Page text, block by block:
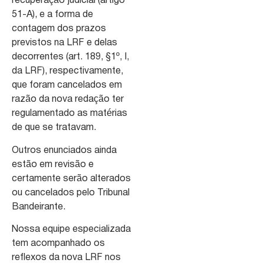
51-A), e a forma de
contagem dos prazos
previstos na LRF e delas
decorrentes (art. 189, §1º, I,
da LRF), respectivamente,
que foram cancelados em
razão da nova redação ter
regulamentado as matérias
de que se tratavam.
Outros enunciados ainda
estão em revisão e
certamente serão alterados
ou cancelados pelo Tribunal
Bandeirante.
Nossa equipe especializada
tem acompanhado os
reflexos da nova LRF nos